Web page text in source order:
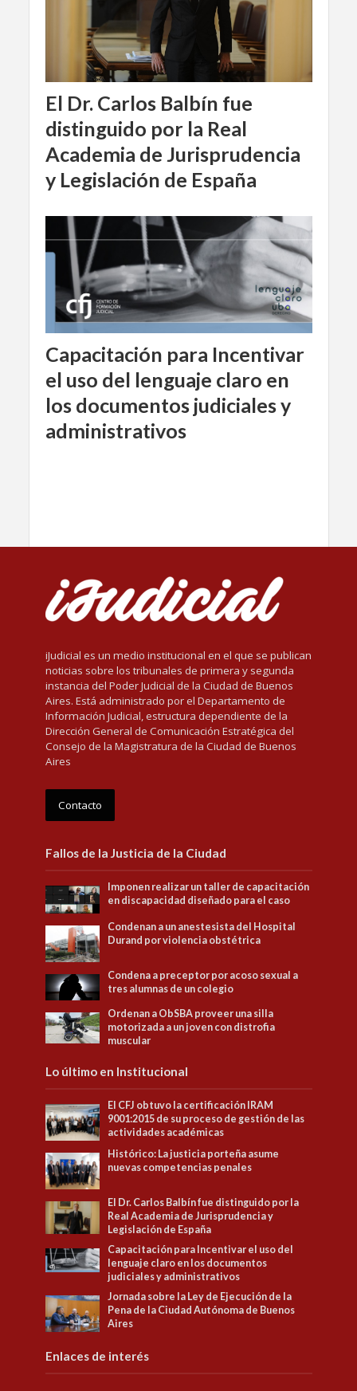
El Dr. Carlos Balbín fue
distinguido por la Real
Academia de Jurisprudencia
y Legislación de España
Capacitación para Incentivar
el uso del lenguaje claro en
los documentos judiciales y
administrativos
iJudicial es un medio institucional en el que se publican
noticias sobre los tribunales de primera y segunda
instancia del Poder Judicial de la Ciudad de Buenos
Aires. Está administrado por el Departamento de
Información Judicial, estructura dependiente de la
Dirección General de Comunicación Estratégica del
Consejo de la Magistratura de la Ciudad de Buenos
Aires
Contacto
Fallos de la Justicia de la Ciudad
Imponen realizar un taller de capacitación
en discapacidad diseñado para el caso
Condenan a un anestesista del Hospital
Durand por violencia obstétrica
Condena a preceptor por acoso sexual a
tres alumnas de un colegio
Ordenan a ObSBA proveer una silla
motorizada a un joven con distrofia
muscular
Lo último en Institucional
El CFJ obtuvo la certificación IRAM
9001:2015 de su proceso de gestión de las
actividades académicas
Histórico: La justicia porteña asume
nuevas competencias penales
El Dr. Carlos Balbín fue distinguido por la
Real Academia de Jurisprudencia y
Legislación de España
Capacitación para Incentivar el uso del
lenguaje claro en los documentos
judiciales y administrativos
Jornada sobre la Ley de Ejecución de la
Pena de la Ciudad Autónoma de Buenos
Aires
Enlaces de interés